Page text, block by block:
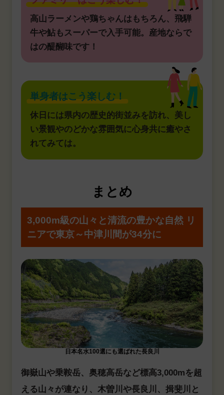
高山ラーメンや鶏ちゃんはもちろん、飛騨
牛や鮎もスーパーで入手可能。産地ならで
はの醍醐味です！
単身者はこう楽しむ！
休日には県内の歴史的街並みを訪れ、美し
い景観やのどかな雰囲気に心身共に癒やさ
れてみては。
まとめ
3,000m級の山々と清流の豊かな自然リ
ニアで東京～中津川間が34分に
御嶽山や乗鞍岳、奥穂高岳など標高3,000mを超
える山々が連なり、木曽川や長良川、揖斐川と
日本名水100選にも選ばれた長良川